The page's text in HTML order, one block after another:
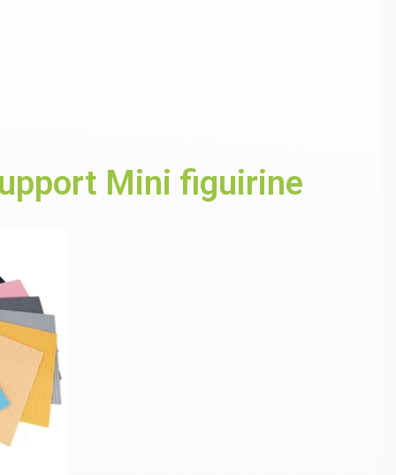
Mini figuirine